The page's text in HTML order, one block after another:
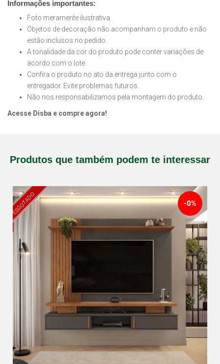
Informações importantes:
Foto meramente ilustrativa.
Objetos de decoração não acompanham o produto e não
estão inclusos no pedido.
A tonalidade da cor do produto pode conter variações de
acordo com o lote.
Confira o produto no ato da entrega junto com o
entregador. Evite problemas futuros.
Não nos responsabilizamos pela montagem do produto.
Acesse Disba e compre agora!
Produtos que também podem te interessar
ESGOTADO -0%